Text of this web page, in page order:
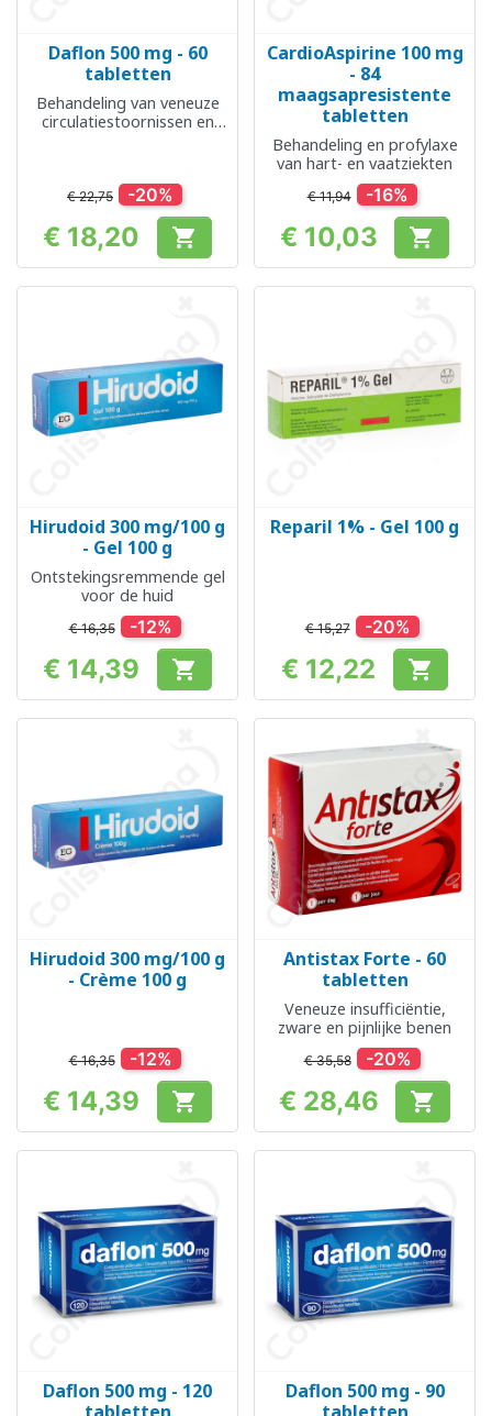
Daflon 500 mg - 60
tabletten
Behandeling van veneuze
circulatiestoornissen en
€ 22,75 -20%
Prijs
€ 18,20 
CardioAspirine 100 mg
- 84
maagsapresistente
tabletten
Behandeling en profylaxe
van hart- en vaatziekten
€ 11,94 -16%
Prijs
€ 10,03 
Hirudoid 300 mg/100 g
- Gel 100 g
Ontstekingsremmende gel
voor de huid
€ 16,35 -12%
Prijs
€ 14,39 
Reparil 1% - Gel 100 g
€ 15,27 -20%
Prijs
€ 12,22 
Hirudoid 300 mg/100 g
- Crème 100 g
€ 16,35 -12%
Prijs
€ 14,39 
Antistax Forte - 60
tabletten
Veneuze insufficiëntie,
zware en pijnlijke benen
€ 35,58 -20%
Prijs
€ 28,46 
Daflon 500 mg - 120
Daflon 500 mg - 90